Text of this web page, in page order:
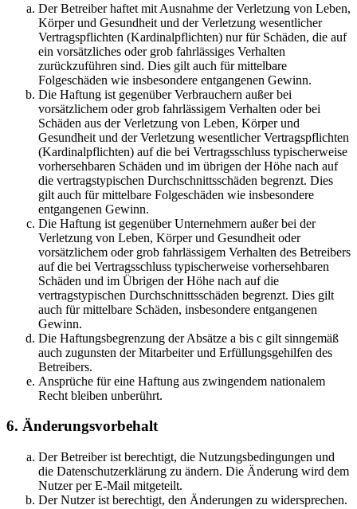
Der Betreiber haftet mit Ausnahme der Verletzung von Leben,
Körper und Gesundheit und der Verletzung wesentlicher
Vertragspflichten (Kardinalpflichten) nur für Schäden, die auf
ein vorsätzliches oder grob fahrlässiges Verhalten
zurückzuführen sind. Dies gilt auch für mittelbare
Folgeschäden wie insbesondere entgangenen Gewinn.
Die Haftung ist gegenüber Verbrauchern außer bei
vorsätzlichem oder grob fahrlässigem Verhalten oder bei
Schäden aus der Verletzung von Leben, Körper und
Gesundheit und der Verletzung wesentlicher Vertragspflichten
(Kardinalpflichten) auf die bei Vertragsschluss typischerweise
vorhersehbaren Schäden und im übrigen der Höhe nach auf
die vertragstypischen Durchschnittsschäden begrenzt. Dies
gilt auch für mittelbare Folgeschäden wie insbesondere
entgangenen Gewinn.
Die Haftung ist gegenüber Unternehmern außer bei der
Verletzung von Leben, Körper und Gesundheit oder
vorsätzlichem oder grob fahrlässigem Verhalten des Betreibers
auf die bei Vertragsschluss typischerweise vorhersehbaren
Schäden und im Übrigen der Höhe nach auf die
vertragstypischen Durchschnittsschäden begrenzt. Dies gilt
auch für mittelbare Schäden, insbesondere entgangenen
Gewinn.
Die Haftungsbegrenzung der Absätze a bis c gilt sinngemäß
auch zugunsten der Mitarbeiter und Erfüllungsgehilfen des
Betreibers.
Ansprüche für eine Haftung aus zwingendem nationalem
Recht bleiben unberührt.
6. Änderungsvorbehalt
Der Betreiber ist berechtigt, die Nutzungsbedingungen und
die Datenschutzerklärung zu ändern. Die Änderung wird dem
Nutzer per E-Mail mitgeteilt.
Der Nutzer ist berechtigt, den Änderungen zu widersprechen.